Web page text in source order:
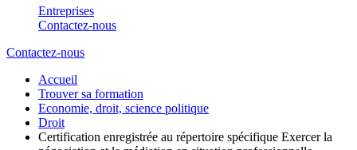
Entreprises
Contactez-nous
Contactez-nous
Accueil
Trouver sa formation
Economie, droit, science politique
Droit
Certification enregistrée au répertoire spécifique Exercer la